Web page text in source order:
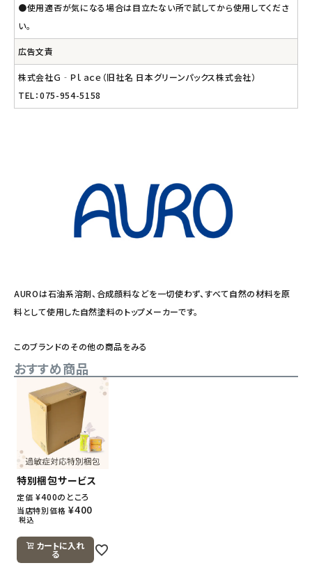
●使用適否が気になる場合は目立たない所で試してから使用してくださ
い。
広告文責
株式会社Ｇ‐Ｐｌａｃｅ（旧社名 日本グリーンパックス株式会社）
TEL：075-954-5158
AUROは石油系溶剤、合成顔料などを一切使わず、すべて自然の材料を原
料として使用した自然塗料のトップメーカーです。
このブランドのその他の商品をみる
おすすめ商品
特別梱包サービス
定価 ¥400のところ
当店特別価格 ¥400
税込
カートに入れ
る